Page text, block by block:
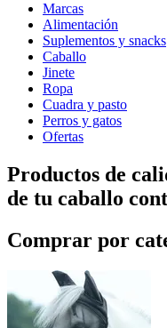
Marcas
Alimentación
Suplementos y snacks
Caballo
Jinete
Ropa
Cuadra y pasto
Perros y gatos
Ofertas
Productos de
de tu caballo
Comprar por